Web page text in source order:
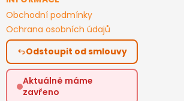
Obchodní podmínky
Ochrana osobních údajů
Odstoupit od smlouvy
Aktuálně máme
zavřeno